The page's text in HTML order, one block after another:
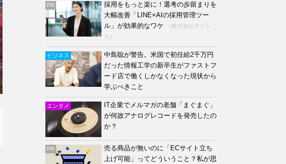
PR
採用をもっと楽に！選考の歩留まりを
大幅改善「LINE×AIの採用管理ツー
ル」が効果的なワケ
（株式会社アイシ
ス）
ビジネス
中島聡が警告。米国で初任給2千万円
だった情報工学の新卒生がファストフ
ード店で働くしかなくなった現状から
学ぶべきこと
エンタメ
IT企業でメルマガの老舗「まぐまぐ」
が何故アナログレコードを発売したの
か？
PR
売る商品が無いのに「ECサイト立ち
上げ可能」ってどういうこと？私が思